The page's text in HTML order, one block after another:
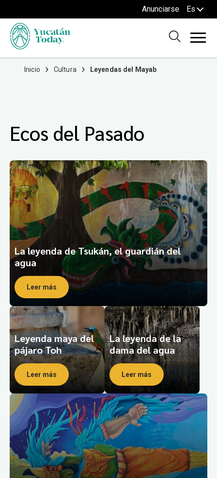
Anunciarse Es
Inicio Cultura Leyendas del Mayab
Leyendas del Mayab
Explora las cautivadoras leyendas mayas del Mayab,
un viaje mágico por mitos ancestrales.
Ecos del Pasado
La leyenda de Tsukán, el guardián del
agua
Leer más
Leyenda maya del
pájaro Toh
Leer más
La leyenda de la
dama del agua
Leer más